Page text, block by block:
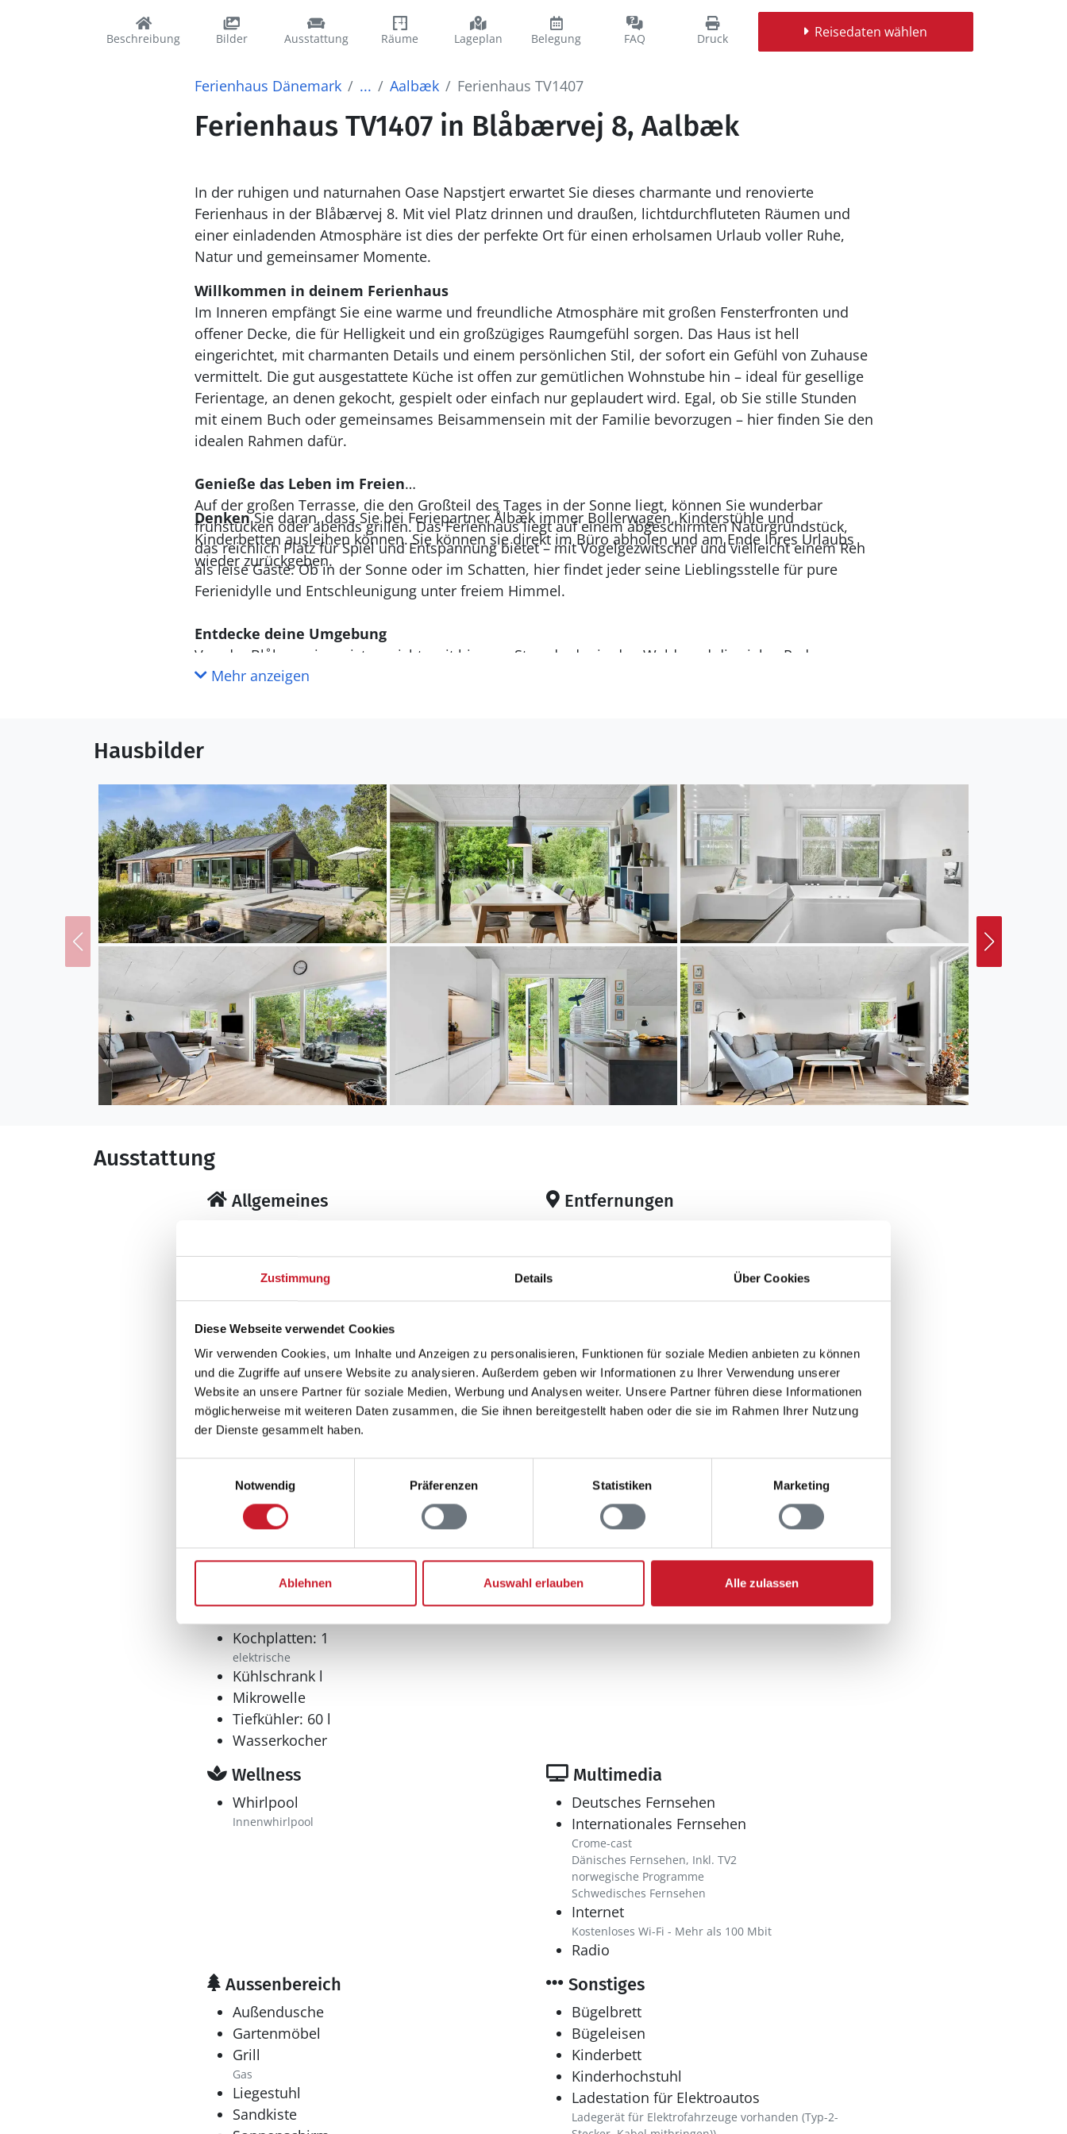
Zustimmung Details Über Cookies
Diese Webseite verwendet Cookies
Wir verwenden Cookies, um Inhalte und Anzeigen zu personalisieren, Funktionen für soziale Medien anbieten zu können
und die Zugriffe auf unsere Website zu analysieren. Außerdem geben wir Informationen zu Ihrer Verwendung unserer
Website an unsere Partner für soziale Medien, Werbung und Analysen weiter. Unsere Partner führen diese Informationen
möglicherweise mit weiteren Daten zusammen, die Sie ihnen bereitgestellt haben oder die sie im Rahmen Ihrer Nutzung
der Dienste gesammelt haben.
Notwendig
Präferenzen Statistiken Marketing
Ablehnen Auswahl erlauben Alle zulassen
Beschreibung Bilder Ausstattung Räume Lageplan Belegung FAQ Druck Reisedaten wählen
Ferienhaus Dänemark ... Aalbæk Ferienhaus TV1407
Ferienhaus TV1407 in Blåbærvej 8, Aalbæk
In der ruhigen und naturnahen Oase Napstjert erwartet Sie dieses charmante und renovierte
Ferienhaus in der Blåbærvej 8. Mit viel Platz drinnen und draußen, lichtdurchfluteten Räumen und
einer einladenden Atmosphäre ist dies der perfekte Ort für einen erholsamen Urlaub voller Ruhe,
Natur und gemeinsamer Momente.
Willkommen in deinem Ferienhaus
Im Inneren empfängt Sie eine warme und freundliche Atmosphäre mit großen Fensterfronten und
offener Decke, die für Helligkeit und ein großzügiges Raumgefühl sorgen. Das Haus ist hell
eingerichtet, mit charmanten Details und einem persönlichen Stil, der sofort ein Gefühl von Zuhause
vermittelt. Die gut ausgestattete Küche ist offen zur gemütlichen Wohnstube hin – ideal für gesellige
Ferientage, an denen gekocht, gespielt oder einfach nur geplaudert wird. Egal, ob Sie stille Stunden
mit einem Buch oder gemeinsames Beisammensein mit der Familie bevorzugen – hier finden Sie den
idealen Rahmen dafür.
Genieße das Leben im Freien
Auf der großen Terrasse, die den Großteil des Tages in der Sonne liegt, können Sie wunderbar
frühstücken oder abends grillen. Das Ferienhaus liegt auf einem abgeschirmten Naturgrundstück,
das reichlich Platz für Spiel und Entspannung bietet – mit Vogelgezwitscher und vielleicht einem Reh
als leise Gäste. Ob in der Sonne oder im Schatten, hier findet jeder seine Lieblingsstelle für pure
Ferienidylle und Entschleunigung unter freiem Himmel.
Entdecke deine Umgebung
Von der Blåbærvej aus ist es nicht weit bis zum Strand oder in den Wald, und die vielen Radwege
machen es einfach, die Umgebung zu erkunden – vielleicht sogar bis nach Skagen oder
besten Golfplätze Dänemarks nur eine kurze Autofahrt entfernt – ideal für eine aktive Auszeit in der
Natur.
DenkenSie daran, dass Sie bei Feriepartner Ålbæk immer Bollerwagen, Kinderstühle und
Kinderbetten ausleihen können. Sie können sie direkt im Büro abholen und am Ende Ihres Urlaubs
wieder zurückgeben.
Mehr anzeigen
Hausbilder
Ausstattung
Allgemeines
Grundstücksfläche: 3.000 m²
Kinderfreundlich
Nichtraucher
Wohnfläche: 100 m²
Entfernungen
Abstand Golfplatz: 11.000 m
Abstand Restaurant: 3.000 m
Wohnbereich
Kaminofen
Schlafbereich
160x200
Hochbett, 200x90 cm, max 70 kg
Küche
Dunstabzug
Extra Backofen
Kochplatten: 1
elektrische
Kühlschrank l
Mikrowelle
Tiefkühler: 60 l
Wasserkocher
Anzahl Duschen: 2
Wellness
Whirlpool
Innenwhirlpool
Multimedia
Deutsches Fernsehen
Internationales Fernsehen
Crome-cast
Dänisches Fernsehen, Inkl. TV2
norwegische Programme
Schwedisches Fernsehen
Internet
Kostenloses Wi-Fi - Mehr als 100 Mbit
Radio
Aussenbereich
Außendusche
Gartenmöbel
Grill
Gas
Liegestuhl
Sandkiste
Sonstiges
Bügelbrett
Bügeleisen
Kinderbett
Kinderhochstuhl
Ladestation für Elektroautos
Ladegerät für Elektrofahrzeuge vorhanden (Typ-2-